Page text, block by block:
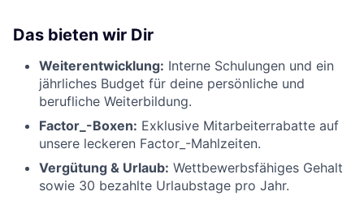
Das bieten wir Dir
Weiterentwicklung: Interne Schulungen und ein
jährliches Budget für deine persönliche und
berufliche Weiterbildung.
Factor_-Boxen: Exklusive Mitarbeiterrabatte auf
unsere leckeren Factor_-Mahlzeiten.
Vergütung & Urlaub: Wettbewerbsfähiges Gehalt
sowie 30 bezahlte Urlaubstage pro Jahr.